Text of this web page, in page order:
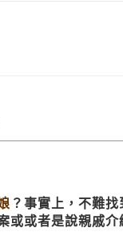
？事實上，不難
或者是說親戚介